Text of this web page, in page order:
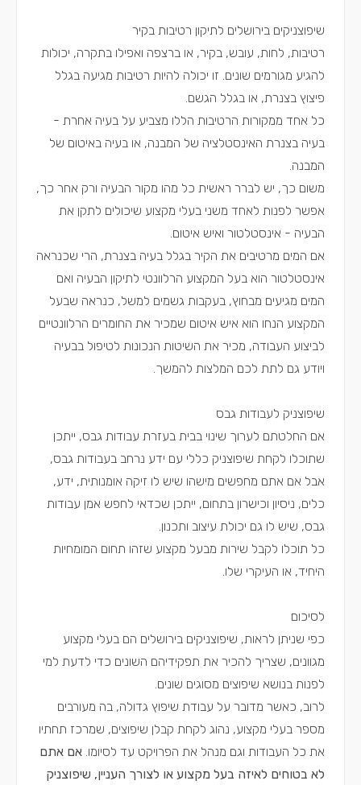
שיפוצניקים בירושלים לתיקון רטיבות בקיר
רטיבות, לחות, עובש, בקיר, או ברצפה ואפילו בתקרה, יכולות
להגיע מגורמים שונים. זו יכולה להיות רטיבות מגיעה בגלל
פיצוץ בצנרת, או בגלל הגשם.
כל אחד ממקורות הרטיבות הללו מצביע על בעיה אחרת -
בעיה בצנרת האינסטלציה של המבנה, או בעיה באיטום של
המבנה.
משום כך, יש לברר ראשית כל מהו מקור הבעיה ורק אחר כך,
אפשר לפנות לאחד משני בעלי מקצוע שיכולים לתקן את
הבעיה - אינסטלטור ואיש איטום.
אם המים מרטיבים את הקיר בגלל בעיה בצנרת, הרי שכנראה
אינסטלטור הוא בעל המקצוע הרלוונטי לתיקון הבעיה ואם
המים מגיעים מבחוץ, בעקבות גשמים למשל, כנראה שבעל
המקצוע הנחו הוא איש איטום שמכיר את החומרים הרלוונטיים
לביצוע העבודה, מכיר את השיטות הנכונות לטיפול בבעיה
ויודע גם לתת לכם המלצות להמשך.
שיפוצניק לעבודות גבס
אם החלטתם לערוך שינוי בבית בעזרת עבודות גבס, ייתכן
שתוכלו לקחת שיפוצניק כללי עם ידע נרחב בעבודות גבס,
אבל אם אתם מחפשים מישהו שיש לו זיקה אומנותית, ידע,
כלים, ניסיון וכישרון בתחום, ייתכן שכדאי לחפש אמן עבודות
גבס, שיש לו גם יכולת עיצוב ותכנון.
כל תוכלו לקבל שירות מבעל מקצוע שזהו תחום המומחיות
היחיד, או העיקרי שלו.
לסיכום
כפי שניתן לראות, שיפוצניקים בירושלים הם בעלי מקצוע
מגוונים, שצריך להכיר את תפקידיהם השונים כדי לדעת למי
לפנות בנושא שיפוצים מסוגים שונים.
לרוב, כאשר מדובר על עבודת שיפוץ גדולה, בה מעורבים
מספר בעלי מקצוע, נהוג לקחת קבלן שיפוצים, שמרכז תחתיו
את כל העבודות וגם מנהל את הפרויקט עד לסיומו. אם אתם
לא בטוחים לאיזה בעל מקצוע או לצורך העניין, שיפוצניק